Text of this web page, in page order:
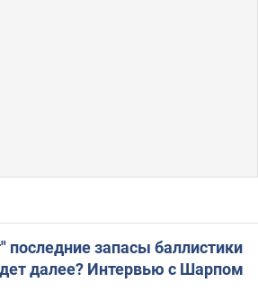
последние запасы баллистики
далее? Интервью с Шарпом